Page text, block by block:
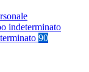
indeterminato
90